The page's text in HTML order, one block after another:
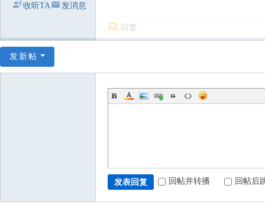
收听TA 发消息
回复
发新帖
发表回复 回帖并转播 回帖后